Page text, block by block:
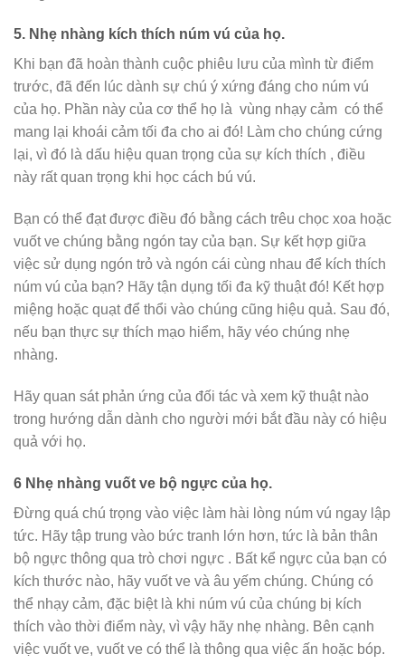
5. Nhẹ nhàng kích thích núm vú của họ.
Khi bạn đã hoàn thành cuộc phiêu lưu của mình từ điểm
trước, đã đến lúc dành sự chú ý xứng đáng cho núm vú
của họ. Phần này của cơ thể họ là vùng nhạy cảm có thể
mang lại khoái cảm tối đa cho ai đó! Làm cho chúng cứng
lại, vì đó là dấu hiệu quan trọng của sự kích thích , điều
này rất quan trọng khi học cách bú vú.
Bạn có thể đạt được điều đó bằng cách trêu chọc xoa hoặc
vuốt ve chúng bằng ngón tay của bạn. Sự kết hợp giữa
việc sử dụng ngón trỏ và ngón cái cùng nhau để kích thích
núm vú của bạn? Hãy tận dụng tối đa kỹ thuật đó! Kết hợp
miệng hoặc quạt để thổi vào chúng cũng hiệu quả. Sau đó,
nếu bạn thực sự thích mạo hiểm, hãy véo chúng nhẹ
nhàng.
Hãy quan sát phản ứng của đối tác và xem kỹ thuật nào
trong hướng dẫn dành cho người mới bắt đầu này có hiệu
quả với họ.
6 Nhẹ nhàng vuốt ve bộ ngực của họ.
Đừng quá chú trọng vào việc làm hài lòng núm vú ngay lập
tức. Hãy tập trung vào bức tranh lớn hơn, tức là bản thân
bộ ngực thông qua trò chơi ngực . Bất kể ngực của bạn có
kích thước nào, hãy vuốt ve và âu yếm chúng. Chúng có
thể nhạy cảm, đặc biệt là khi núm vú của chúng bị kích
thích vào thời điểm này, vì vậy hãy nhẹ nhàng. Bên cạnh
việc vuốt ve, vuốt ve có thể là thông qua việc ấn hoặc bóp.